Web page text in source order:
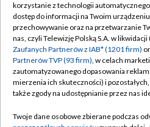
TVP
Abonament TVP
Emisja w TVP
Centrum informacji TVP
Naziemna Telewizja Cyfrowa
Polityka
Moje
Pomoc
korzystanie z technologii
dostęp do informacji na Twoim
przechowywanie oraz na przetwarzanie
nas, czyli Telewizję Polską S.A. w
Zaufanych Partnerów z IAB* (1201 firm)
Partnerów TVP (93 firm), w celach
zautomatyzowanego dopasowania
mierzenia ich skuteczności) i
także zgody na udostępnianie przez nas
Twoje dane osobowe zbierane podczas